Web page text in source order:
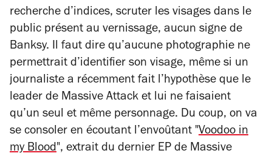
recherche d’indices, scruter les visages dans le
public présent au vernissage, aucun signe de
Banksy. Il faut dire qu’aucune photographie ne
permettrait d’identifier son visage, même si un
journaliste a récemment fait l’hypothèse que le
leader de Massive Attack et lui ne faisaient
qu’un seul et même personnage. Du coup, on va
se consoler en écoutant l’envoûtant "Voodoo in
my Blood", extrait du dernier EP de Massive